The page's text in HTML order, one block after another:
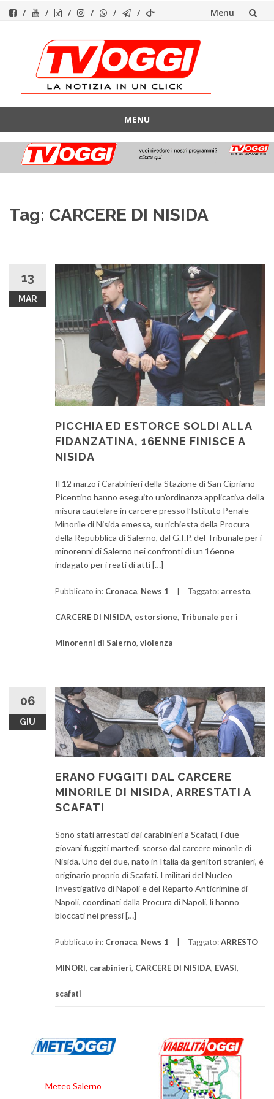
Menu
contenuto
MENU
contenuto
Tag: CARCERE DI NISIDA
13
MAR
PICCHIA ED ESTORCE SOLDI ALLA
FIDANZATINA, 16ENNE FINISCE A
NISIDA
Il 12 marzo i Carabinieri della Stazione di San Cipriano
Picentino hanno eseguito un’ordinanza applicativa della
misura cautelare in carcere presso l’Istituto Penale
Minorile di Nisida emessa, su richiesta della Procura
della Repubblica di Salerno, dal G.I.P. del Tribunale per i
minorenni di Salerno nei confronti di un 16enne
indagato per i reati di atti […]
Pubblicato in: Cronaca, News 1 Taggato: arresto,
CARCERE DI NISIDA, estorsione, Tribunale per i
Minorenni di Salerno, violenza
06
GIU
ERANO FUGGITI DAL CARCERE
MINORILE DI NISIDA, ARRESTATI A
SCAFATI
Sono stati arrestati dai carabinieri a Scafati, i due
giovani fuggiti martedì scorso dal carcere minorile di
Nisida. Uno dei due, nato in Italia da genitori stranieri, è
originario proprio di Scafati. I militari del Nucleo
Investigativo di Napoli e del Reparto Anticrimine di
Napoli, coordinati dalla Procura di Napoli, li hanno
bloccati nei pressi […]
Pubblicato in: Cronaca, News 1 Taggato:ARRESTO
MINORI, carabinieri, CARCERE DI NISIDA, EVASI,
scafati
Meteo Salerno